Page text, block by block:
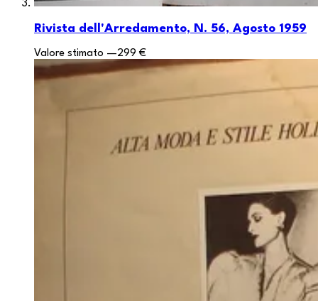
Rivista dell'Arredamento, N. 56, Agosto 1959
Valore stimato —299 €